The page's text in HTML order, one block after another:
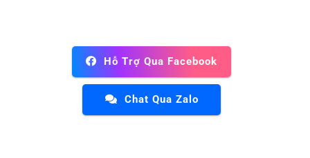
Hỗ Trợ Qua Facebook
Chat Qua Zalo